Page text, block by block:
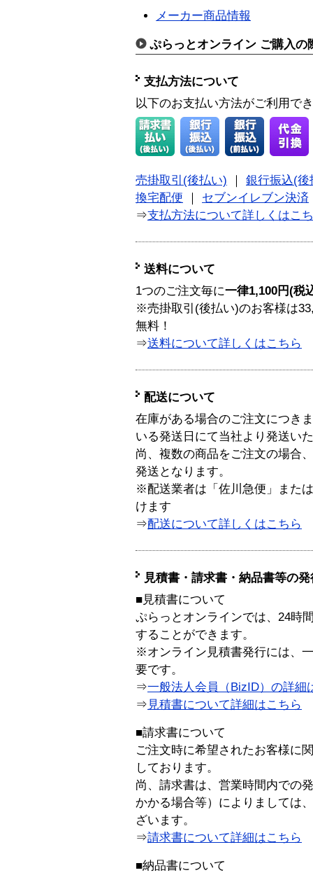
メーカー商品情報
ぷらっとオンライン ご購入の
支払方法について
以下のお支払い方法がご利用で
売掛取引(後払い)
銀行振込(後
換宅配便
セブンイレブン決済
⇒支払方法について詳しくはこ
送料について
1つのご注文毎に一律1,100円(税
※売掛取引(後払い)のお客様は
無料！
⇒送料について詳しくはこちら
配送について
在庫がある場合のご注文につき
いる発送日にて当社より発送い
尚、複数の商品をご注文の場合
発送となります。
※配送業者は「佐川急便」また
けます
⇒配送について詳しくはこちら
見積書・請求書・納品書等の
■見積書について
ぷらっとオンラインでは、24時
することができます。
※オンライン見積書発行には、
要です。
⇒一般法人会員（BizID）の詳細
⇒ 見積書について詳細はこちら
■請求書について
ご注文時に希望されたお客様に
しております。
尚、請求書は、営業時間内での
かかる場合等）によりましては
ざいます。
⇒請求書について詳細はこちら
■納品書について